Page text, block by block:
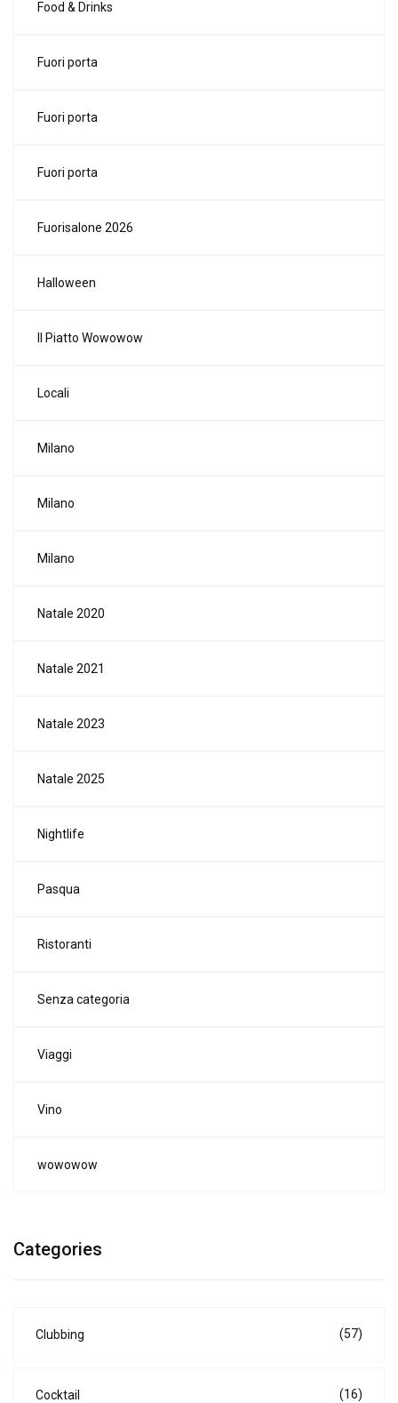
Food & Drinks
Fuori porta
Fuori porta
Fuori porta
Fuorisalone 2026
Halloween
Il Piatto Wowowow
Locali
Milano
Milano
Milano
Natale 2020
Natale 2021
Natale 2023
Natale 2025
Nightlife
Pasqua
Ristoranti
Senza categoria
Viaggi
Vino
wowowow
Categories
Clubbing (57)
Cocktail (16)